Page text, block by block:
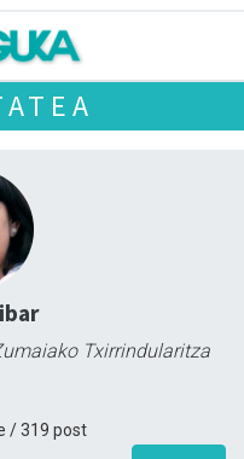
Txirrindularitza
/ 319 post